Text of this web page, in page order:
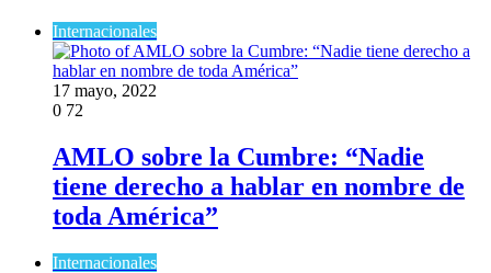
Internacionales
17 mayo, 2022
0 72
AMLO sobre la Cumbre: “Nadie
tiene derecho a hablar en nombre de
toda América”
Internacionales